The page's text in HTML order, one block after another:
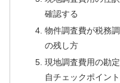
確認する
物件調査費が税務
の残し方
現地調査費用の勘
自チェックポイント